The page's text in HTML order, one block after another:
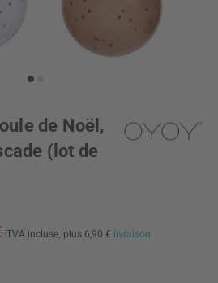
de Noël,
(lot de
TVA incluse, plus 6,90 € livraison